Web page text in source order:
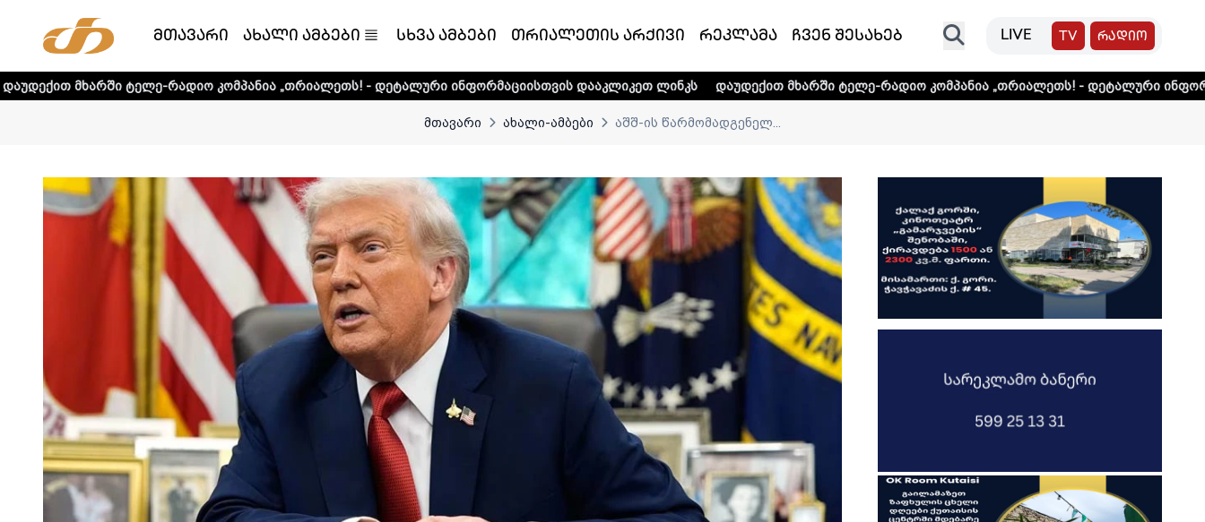
მთავარი ახალი ამბები სხვა ამბები თრიალეთის არქივი რეკლამა ჩვენ შესახებ LIVE TV რადიო
ტელე-რადიო კომპანია „თრიალეთს! - დეტალური ინფორმაციისთვის დააკლიკეთ ლინკს დაუდექით მხარში ტელე-რადიო კომპანია „თრიალეთს! - დეტალური ინფორმაციისთვის
მთავარი ახალი-ამბები აშშ-ის წარმომადგენელ...